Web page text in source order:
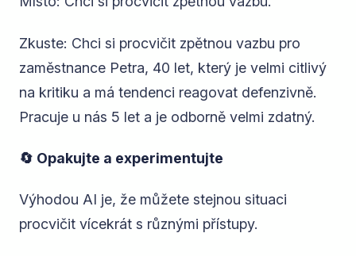
Zkuste: Chci si procvičit zpětnou vazbu pro
zaměstnance Petra, 40 let, který je velmi citlivý
na kritiku a má tendenci reagovat defenzivně.
Pracuje u nás 5 let a je odborně velmi zdatný.
🔄 Opakujte a experimentujte
Výhodou AI je, že můžete stejnou situaci
procvičit vícekrát s různými přístupy.